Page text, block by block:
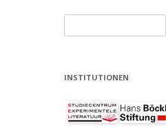
for:
INSTITUTIONEN